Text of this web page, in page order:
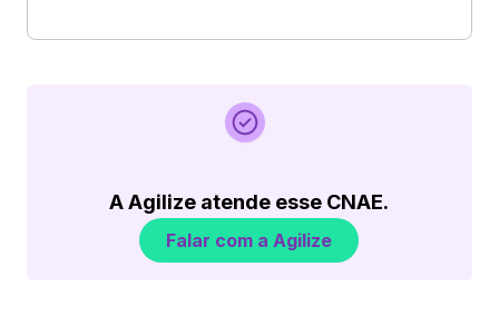
A Agilize atende esse CNAE.
Falar com a Agilize